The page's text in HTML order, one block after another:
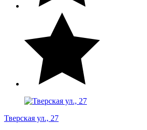
Тверская ул., 27